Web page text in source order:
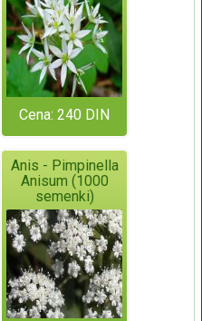
Cena: 240 DIN
Anis - Pimpinella
Anisum (1000
semenki)